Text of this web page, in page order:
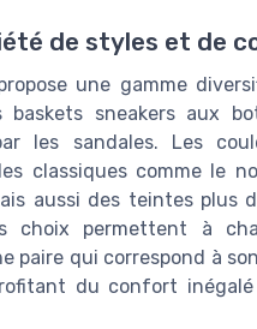
de styles et de
une gamme
baskets sneakers aux
les sandales. Les
classiques comme le
aussi des teintes plus
choix permettent à
paire qui correspond à
du confort inégalé